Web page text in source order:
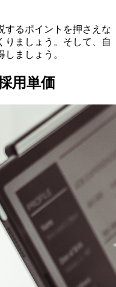
するポイントを押さえな
りましょう。そして、自
ましょう。
用単価